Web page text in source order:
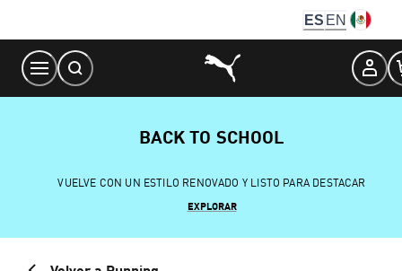
Content
ES EN
BACK TO SCHOOL
VUELVE CON UN ESTILO RENOVADO Y LISTO PARA DESTACAR
EXPLORAR